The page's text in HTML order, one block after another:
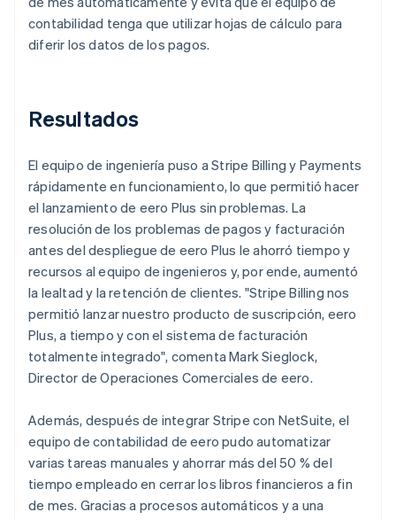
contabilidad tenga que utilizar hojas de cálculo para
diferir los datos de los pagos.
Resultados
El equipo de ingeniería puso a Stripe Billing y Payments
rápidamente en funcionamiento, lo que permitió hacer
el lanzamiento de eero Plus sin problemas. La
resolución de los problemas de pagos y facturación
antes del despliegue de eero Plus le ahorró tiempo y
recursos al equipo de ingenieros y, por ende, aumentó
la lealtad y la retención de clientes. "Stripe Billing nos
permitió lanzar nuestro producto de suscripción, eero
Plus, a tiempo y con el sistema de facturación
totalmente integrado", comenta Mark Sieglock,
Director de Operaciones Comerciales de eero.
Además, después de integrar Stripe con NetSuite, el
equipo de contabilidad de eero pudo automatizar
varias tareas manuales y ahorrar más del 50 % del
tiempo empleado en cerrar los libros financieros a fin
de mes. Gracias a procesos automáticos y a una